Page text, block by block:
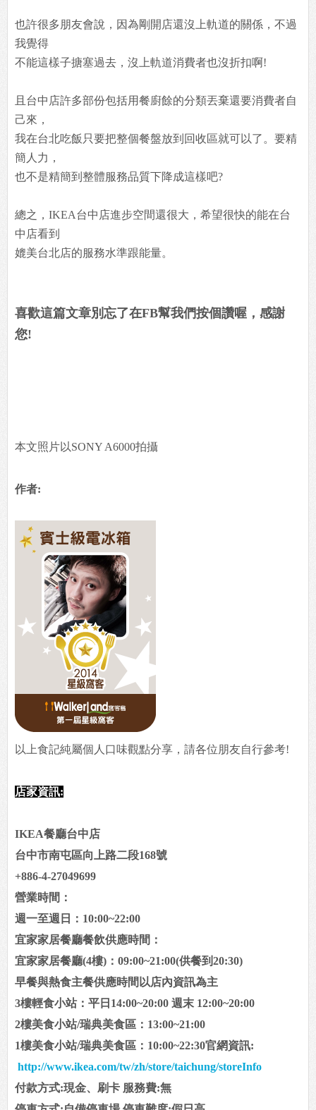
也許很多朋友會說，因為剛開店還沒上軌道的關係，不過
我覺得
不能這樣子搪塞過去，沒上軌道消費者也沒折扣啊!
且台中店許多部份包括用餐廚餘的分類丟棄還要消費者自
己來，
我在台北吃飯只要把整個餐盤放到回收區就可以了。要精
簡人力，
也不是精簡到整體服務品質下降成這樣吧?
總之，IKEA台中店進步空間還很大，希望很快的能在台
中店看到
媲美台北店的服務水準跟能量。
喜歡這篇文章別忘了在FB幫我們按個讚喔，感謝
您!
本文照片以SONY A6000拍攝
作者:
以上食記純屬個人口味觀點分享，請各位朋友自行參考!
店家資訊:
IKEA餐廳台中店
台中市南屯區向上路二段168號
+886-4-27049699
營業時間：
週一至週日：10:00~22:00
宜家家居餐廳餐飲供應時間：
宜家家居餐廳(4樓)：09:00~21:00(供餐到20:30)
早餐與熱食主餐供應時間以店內資訊為主
3樓輕食小站：平日14:00~20:00 週末 12:00~20:00
2樓美食小站/瑞典美食區：13:00~21:00
1樓美食小站/瑞典美食區：10:00~22:30官網資訊:
http://www.ikea.com/tw/zh/store/taichung/storeInfo
付款方式:現金、刷卡 服務費:無